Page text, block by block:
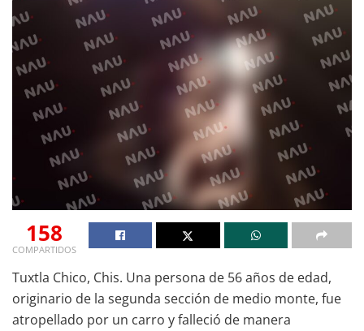
158
COMPARTIDOS
Tuxtla Chico, Chis. Una persona de 56 años de edad,
originario de la segunda sección de medio monte, fue
atropellado por un carro y falleció de manera